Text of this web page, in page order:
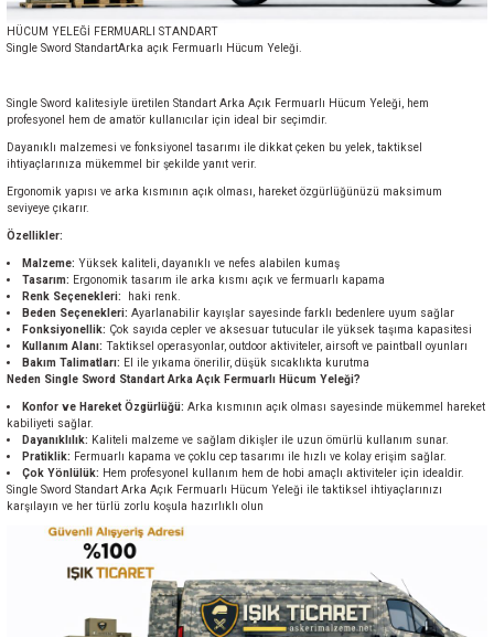
HÜCUM YELEĞİ FERMUARLI STANDART
Single Sword StandartArka açık Fermuarlı Hücum Yeleği.
Single Sword kalitesiyle üretilen Standart Arka Açık Fermuarlı Hücum Yeleği, hem
profesyonel hem de amatör kullanıcılar için ideal bir seçimdir.
Dayanıklı malzemesi ve fonksiyonel tasarımı ile dikkat çeken bu yelek, taktiksel
ihtiyaçlarınıza mükemmel bir şekilde yanıt verir.
Ergonomik yapısı ve arka kısmının açık olması, hareket özgürlüğünüzü maksimum
seviyeye çıkarır.
Özellikler:
Malzeme: Yüksek kaliteli, dayanıklı ve nefes alabilen kumaş
Tasarım: Ergonomik tasarım ile arka kısmı açık ve fermuarlı kapama
Renk Seçenekleri:
haki renk.
Beden Seçenekleri: Ayarlanabilir kayışlar sayesinde farklı bedenlere uyum sağlar
Fonksiyonellik: Çok sayıda cepler ve aksesuar tutucular ile yüksek taşıma kapasitesi
Kullanım Alanı: Taktiksel operasyonlar, outdoor aktiviteler, airsoft ve paintball oyunları
Bakım Talimatları: El ile yıkama önerilir, düşük sıcaklıkta kurutma
Neden Single Sword Standart Arka Açık Fermuarlı Hücum Yeleği?
Konfor ve Hareket Özgürlüğü: Arka kısmının açık olması sayesinde mükemmel hareket
kabiliyeti sağlar.
Dayanıklılık: Kaliteli malzeme ve sağlam dikişler ile uzun ömürlü kullanım sunar.
Pratiklik: Fermuarlı kapama ve çoklu cep tasarımı ile hızlı ve kolay erişim sağlar.
Çok Yönlülük: Hem profesyonel kullanım hem de hobi amaçlı aktiviteler için idealdir.
Single Sword Standart Arka Açık Fermuarlı Hücum Yeleği ile taktiksel ihtiyaçlarınızı
karşılayın ve her türlü zorlu koşula hazırlıklı olun